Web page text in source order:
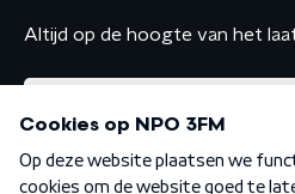
Altijd op de hoogte van het